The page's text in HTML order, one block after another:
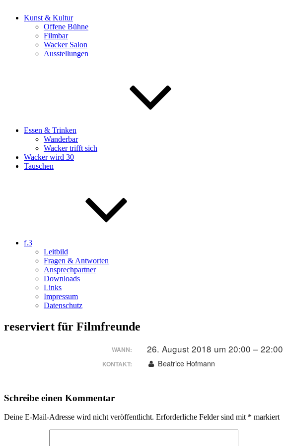
Kunst & Kultur
Offene Bühne
Filmbar
Wacker Salon
Ausstellungen
Essen & Trinken
Wanderbar
Wacker trifft sich
Wacker wird 30
Tauschen
f.3
Leitbild
Fragen & Antworten
Ansprechpartner
Downloads
Links
Impressum
Datenschutz
reserviert für Filmfreunde
WANN: 26. August 2018 um 20:00 – 22:00
KONTAKT: Beatrice Hofmann
Schreibe einen Kommentar
Deine E-Mail-Adresse wird nicht veröffentlicht. Erforderliche Felder sind mit * markiert